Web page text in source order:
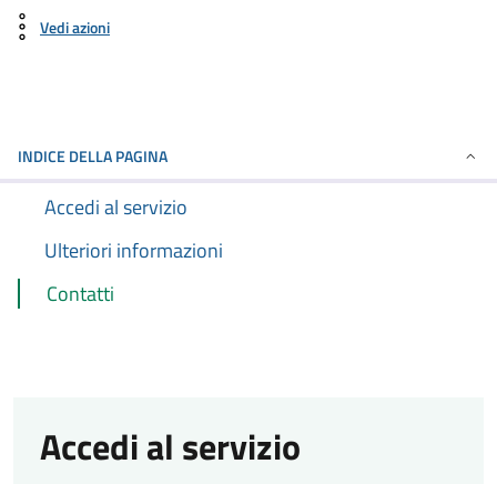
Vedi azioni
INDICE DELLA PAGINA
Accedi al servizio
Ulteriori informazioni
Contatti
Accedi al servizio